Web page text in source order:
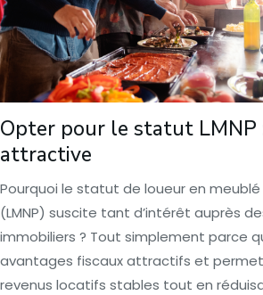
Opter pour le statut LMNP
attractive
Pourquoi le statut de loueur en
(LMNP) suscite tant d’intérêt auprès
immobiliers ? Tout simplement parce
avantages fiscaux attractifs et
revenus locatifs stables tout en